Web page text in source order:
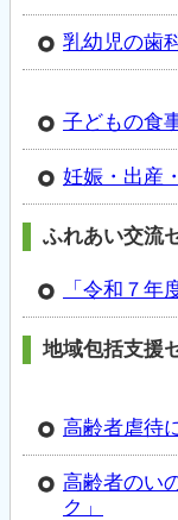
乳幼児の歯
子どもの食
妊娠・出産
ふれあい交流
「令和７年
地域包括支援
高齢者虐待­
高齢者のい­­
ク」